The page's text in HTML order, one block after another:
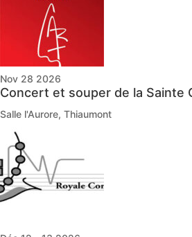
Nov 28 2026
Concert et souper de la Sainte
Salle l'Aurore, Thiaumont